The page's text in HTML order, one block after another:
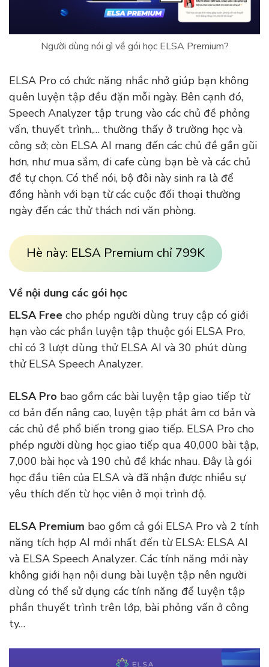
Người dùng nói gì về gói học ELSA Premium?
ELSA Pro có chức năng nhắc nhở giúp bạn không
quên luyện tập đều đặn mỗi ngày. Bên cạnh đó,
Speech Analyzer tập trung vào các chủ đề phỏng
vấn, thuyết trình,… thường thấy ở trường học và
công sở; còn ELSA AI mang đến các chủ đề gần gũi
hơn, như mua sắm, đi cafe cùng bạn bè và các chủ
đề tự chọn. Có thể nói, bộ đôi này sinh ra là để
đồng hành với bạn từ các cuộc đối thoại thường
ngày đến các thử thách nơi văn phòng.
Hè này: ELSA Premium chỉ 799K
Về nội dung các gói học
ELSA Free cho phép người dùng truy cập có giới
hạn vào các phần luyện tập thuộc gói ELSA Pro,
chỉ có 3 lượt dùng thử ELSA AI và 30 phút dùng
thử ELSA Speech Analyzer.
ELSA Pro bao gồm các bài luyện tập giao tiếp từ
cơ bản đến nâng cao, luyện tập phát âm cơ bản và
các chủ đề phổ biến trong giao tiếp. ELSA Pro cho
phép người dùng học giao tiếp qua 40,000 bài tập,
7,000 bài học và 190 chủ đề khác nhau. Đây là gói
học đầu tiên của ELSA và đã nhận được nhiều sự
yêu thích đến từ học viên ở mọi trình độ.
ELSA Premium bao gồm cả gói ELSA Pro và 2 tính
năng tích hợp AI mới nhất đến từ ELSA: ELSA AI
và ELSA Speech Analyzer. Các tính năng mới này
không giới hạn nội dung bài luyện tập nên người
dùng có thể sử dụng các tính năng để luyện tập
phần thuyết trình trên lớp, bài phỏng vấn ở công
ty…